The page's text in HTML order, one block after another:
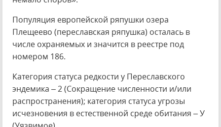
Популяция европейской ряпушки озера
Плещеево (переславская ряпушка) осталась в
числе охраняемых и значится в реестре под
номером 186.
Категория статуса редкости у Переславского
эндемика – 2 (Сокращение численности и/или
распространения); категория статуса угрозы
исчезновения в естественной среде обитания – У